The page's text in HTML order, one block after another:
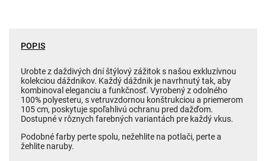
POPIS
Urobte z daždivých dní štýlový zážitok s našou exkluzívnou
kolekciou dáždnikov. Každý dáždnik je navrhnutý tak, aby
kombinoval eleganciu a funkčnosť. Vyrobený z odolného
100% polyesteru, s vetruvzdornou konštrukciou a priemerom
105 cm, poskytuje spoľahlivú ochranu pred dažďom.
Dostupné v rôznych farebných variantách pre každý vkus.
Podobné farby perte spolu, nežehlite na potlači, perte a
žehlite naruby.